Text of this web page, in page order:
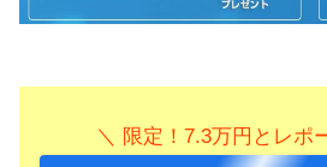
＼ 限定！7.3万円とレポ